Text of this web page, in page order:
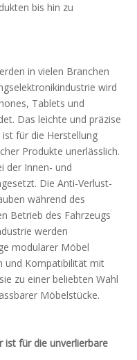
bis hin zu
in vielen Branchen
wird
Tablets und
Das leichte und präzise
für die Herstellung
Produkte unerlässlich.
der Innen- und
Die Anti-Verlust-
während des
Betrieb des Fahrzeugs
werden
modularer Möbel
und Kompatibilität mit
zu einer beliebten Wahl
Möbelstücke.
ist für die unverlierbare